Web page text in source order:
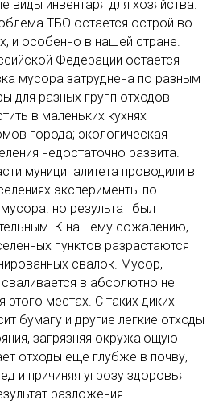
виды инвентаря для хозяйства.
ТБО остается острой во
и особенно в нашей стране.
Федерации остается
мусора затруднена по разным
для разных групп отходов
в маленьких кухнях
города; экологическая
недостаточно развита.
муниципалитета проводили в
эксперименты по
но результат был
К нашему сожалению,
пунктов разрастаются
свалок. Мусор,
в абсолютно не
этого местах. С таких диких
бумагу и другие легкие отходы
загрязняя окружающую
отходы еще глубже в почву,
и причиняя угрозу здоровья
разложения